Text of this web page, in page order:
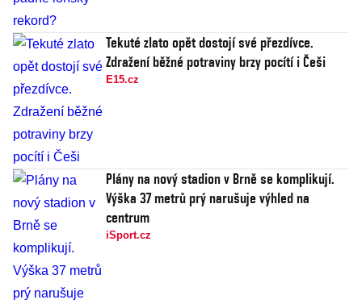
Tekuté zlato opět dostojí své přezdívce.
Zdražení běžné potraviny brzy pocítí i Češi
E15.cz
Plány na nový stadion v Brně se komplikují.
Výška 37 metrů prý narušuje výhled na
centrum
iSport.cz